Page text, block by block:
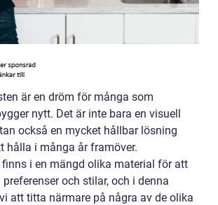
är en dröm för många som
nytt. Det är inte bara en visuell
också en mycket hållbar lösning
hålla i många år framöver.
i en mängd olika material för att
och stilar, och i denna
att titta närmare på några av de olika